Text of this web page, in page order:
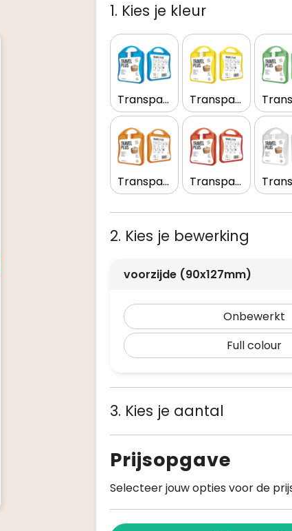
1. Kies je kleur
Transparant blauw Transparant geel
Transparant oranje Transparant rood
2. Kies je bewerking
voorzijde (90x127mm)
Onbewerkt
Full colour
3. Kies je aantal
Prijsopgave
Selecteer jouw opties voor de